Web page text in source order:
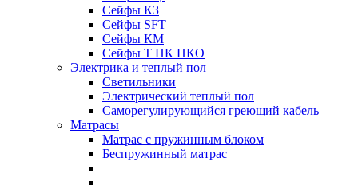
Сейфы КЗ
Сейфы SFT
Сейфы КМ
Сейфы Т ПК ПКО
Электрика и теплый пол
Светильники
Электрический теплый пол
Саморегулирующийся греющий кабель
Матрасы
Матрас с пружинным блоком
Беспружинный матрас